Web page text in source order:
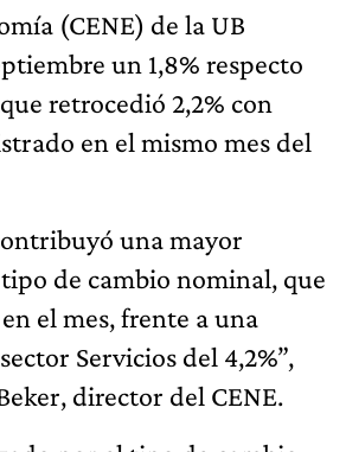
(CENE) de la UB
un 1,8% respecto
retrocedió 2,2% con
en el mismo mes del
una mayor
de cambio nominal, que
el mes, frente a una
Servicios del 4,2%”,
director del CENE.